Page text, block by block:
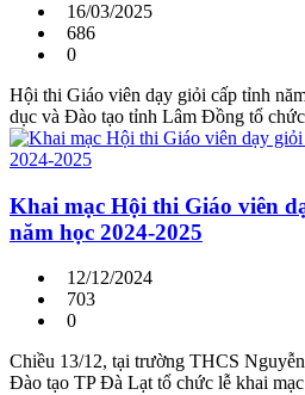
16/03/2025
686
0
Hội thi Giáo viên dạy giỏi cấp tỉnh
dục và Đào tạo tỉnh Lâm Đồng tổ
Khai mạc Hội thi Giáo viên
năm học 2024-2025
12/12/2024
703
0
Chiều 13/12, tại trường THCS
Đào tạo TP Đà Lạt tổ chức lễ khai